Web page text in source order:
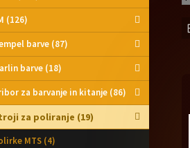
(126)
barve (87)
barve (18)
za barvanje in kitanje (86)
za poliranje (19)
MTS (4)